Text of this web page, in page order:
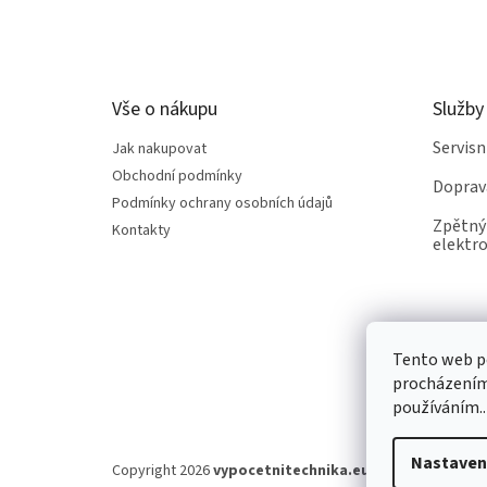
Tento web
Vše o nákupu
Jak nakupovat
Obchodní podmínky
Podmínky ochrany osobních údajů
Kontakty
Služby
Copyright 2026vypocetnitechnika.eu . Všechna práva